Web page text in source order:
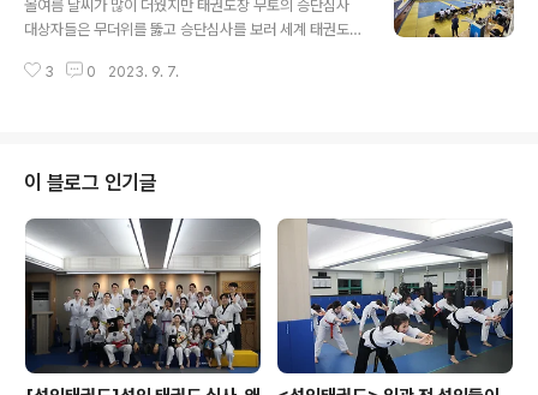
가 정말 알차고 유익한 공연들이 가득했어요!!! 그리고 시작
수련생분들이 많이 출전하여 태권도 종주국의 위상이 적극
올여름 날씨가 많이 더웠지만 태권도장 무토의 승단심사
대상자들은 무더위를 뚫고 승단심사를 보러 세계 태권도
수련을 하였는데요. 긴장하지 말고 멋있는 퍼포먼스를 보
search/%ED%83%9C%EA%B6%8C%EB%8F%8
4%EC%9E%A5%20%EB%AC%B4%ED%86%A0/
place/35581789?placePath=%3Fentry=pll%26f
rom=nx%26fromNxList=true 네이버 지도태권도장
무토 서래관map.naver.com*서초관 ht..
3 0 2023. 9. 7.
이 블로그 인기글